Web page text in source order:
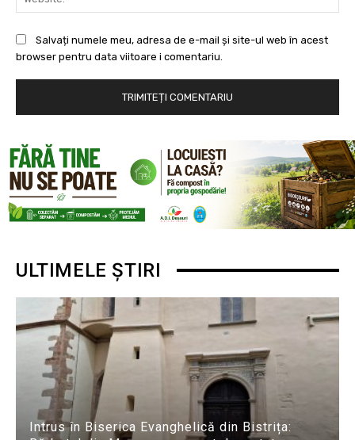
Salvați numele meu, adresa de e-mail și site-ul web în acest
browser pentru data viitoare i comentariu.
ULTIMELE ȘTIRI
Intrus în Biserica Evanghelică din Bistrița: